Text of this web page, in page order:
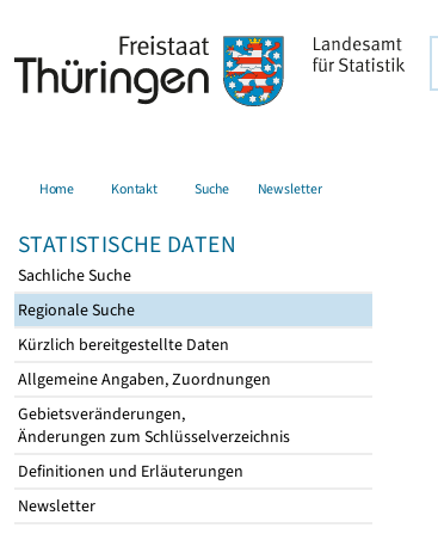
Home Kontakt Suche Newsletter
STATISTISCHE DATEN
Sachliche Suche
Regionale Suche
Kürzlich bereitgestellte Daten
Allgemeine Angaben, Zuordnungen
Gebietsveränderungen,
Änderungen zum Schlüsselverzeichnis
Definitionen und Erläuterungen
Newsletter